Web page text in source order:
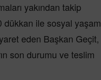
yakından takip
dükkan ile sosyal yaşam
eden Başkan Geçit,
son durumu ve teslim